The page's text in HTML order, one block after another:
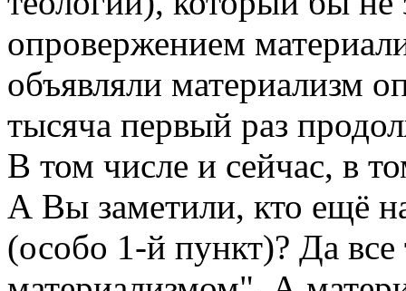
опровержением
объявляли материализм
тысяча первый раз
В том числе и сейчас, в
А Вы заметили, кто ещё
(особо 1-й пункт)? Да